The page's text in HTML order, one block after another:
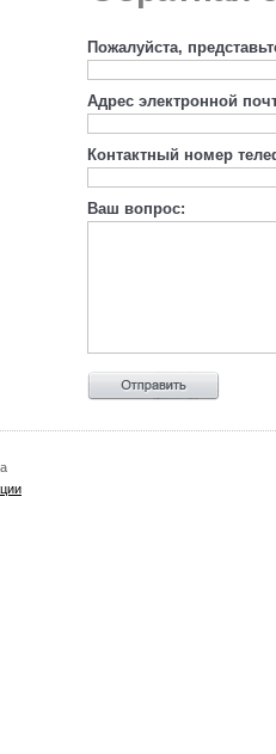
Пожалуйста,
Адрес электронной
Контактный номер
Ваш вопрос: